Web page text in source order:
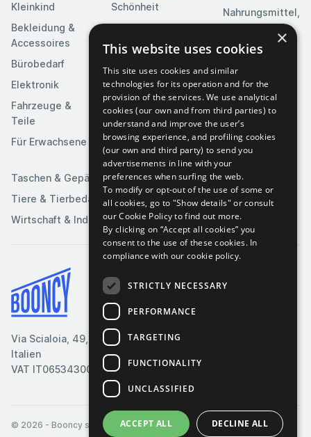
Kleinkind
Bekleidung &
Accessoires
Bürobedarf
Elektronik
Fahrzeuge &
Teile
Für Erwachsene
Schönheit
Heim & Garten
Heimwerkerbedarf
Kameras & Optik
Kunst &
Unterhaltung
Medien
Nahrungsmittel,
Getränke &
Tabak
Feierlichkeiten
Software
Spielzeuge &
Spiele
Sportartikel
Taschen & Gepäck
Tiere & Tierbedarf
Wirtschaft & Industrie
Via Scialoia, 49, Florenz,
Italien
VAT IT06534300485
Bedingungen & Konditionen
Cookie-Richtlinie
© 2026 - Booncy srl - VAT IT06534300485
×
This website uses cookies
This site uses cookies and similar
technologies for its operation and for the
provision of the services. We use analytical
cookies (our own and from third parties) to
understand and improve the user’s
browsing experience, and profiling cookies
(our own and third party) to send you
advertisements in line with your
preferences when surfing the web.
To modify or opt-out of the use of some or
all cookies, go to "Show details" or consult
our Cookie Policy to find out more.
By clicking on “Accept all cookies” you
consent to the use of these cookies. In
compliance with our cookie policy.
STRICTLY NECESSARY
PERFORMANCE
TARGETING
FUNCTIONALITY
UNCLASSIFIED
ACCEPT ALL DECLINE ALL